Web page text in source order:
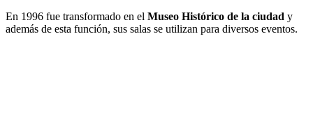
En 1996 fue transformado en el Museo Histórico de la ciudad y
además de esta función, sus salas se utilizan para diversos eventos.